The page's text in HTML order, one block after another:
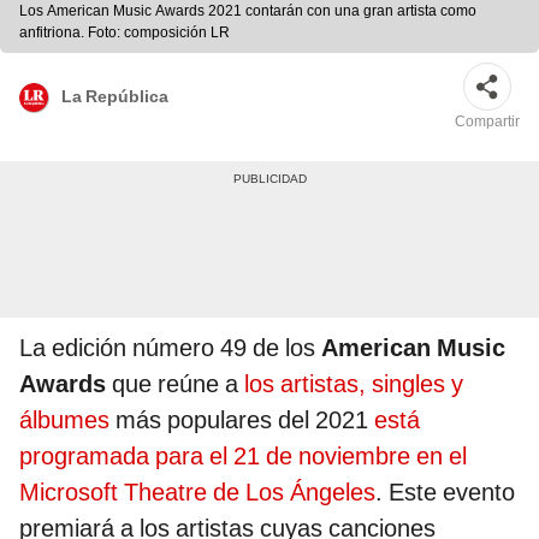
Los American Music Awards 2021 contarán con una gran artista como
anfitriona. Foto: composición LR
La República
Compartir
La edición número 49 de los American Music
Awards que reúne a los artistas, singles y
álbumes más populares del 2021 está
programada para el 21 de noviembre en el
Microsoft Theatre de Los Ángeles. Este evento
premiará a los artistas cuyas canciones